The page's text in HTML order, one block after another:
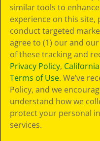
Política de
privacidad
Términos de SMS
GDPR
Aviso de
privacidad de CA
Cookie
Preferences
Condiciones de
uso
Accesibilidad web
Mapa del sitio
similar tools to
experience on this site,
conduct targeted
agree to (1) our and
of these tracking and
Privacy Policy,
Terms of Use. We’ve
Policy, and we
understand how we
protect your personal
services.